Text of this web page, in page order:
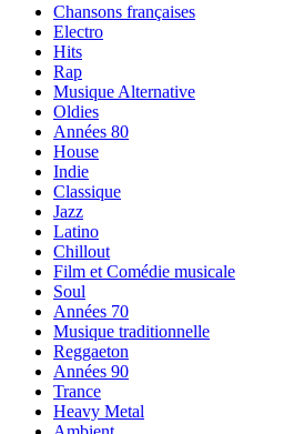
Chansons françaises
Electro
Hits
Rap
Musique Alternative
Oldies
Années 80
House
Indie
Classique
Jazz
Latino
Chillout
Film et Comédie musicale
Soul
Années 70
Musique traditionnelle
Reggaeton
Années 90
Trance
Heavy Metal